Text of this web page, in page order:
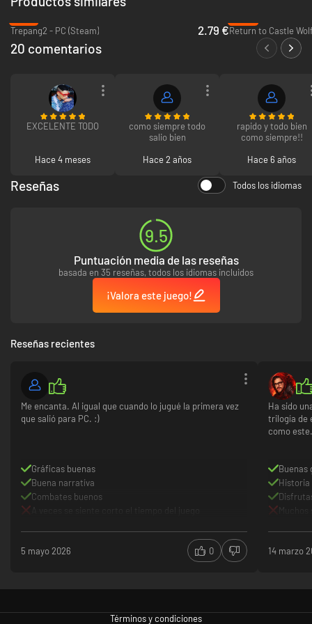
Trepang2 - PC (Steam)
2.79 €Return to Castle
20 comentarios
EXCELENTE TODO
Hace 4 meses
como siempre todo
salio bien
Hace 2 años
rapido y todo bien
como siempre!!
Hace 6 años
Reseñas Todos los idiomas
9.5
Puntuación media de las reseñas
basada en 35 reseñas, todos los idiomas incluidos
¡Valora este juego!
Reseñas recientes
Me encanta. Al igual que cuando lo jugué la primera vez
que salió para PC. :)
Gráficas buenas
Buena narratíva
Combates buenos
5 mayo 2026 0
Ha sido
trilogía de
como
Buenas
Historia
14 marzo
Términos y condiciones